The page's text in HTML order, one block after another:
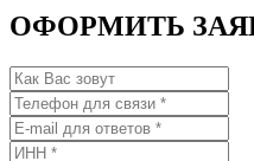
ОФОРМИТЬ